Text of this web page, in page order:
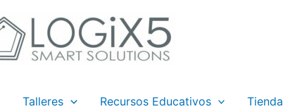
Talleres Recursos Educativos Tienda